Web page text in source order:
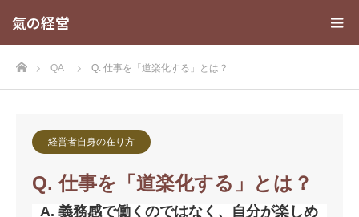
氣の経営
ホームQA Q. 仕事を「道楽化する」とは？
経営者自身の在り方
Q. 仕事を「道楽化する」とは？
A. 義務感で働くのではなく、自分が楽しめ